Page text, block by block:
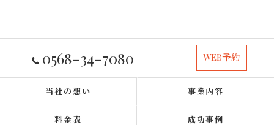
0568-34-7080 WEB予約
当社の想い 事業内容
料金表 成功事例